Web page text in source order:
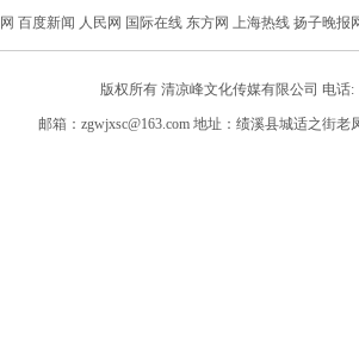
百度新闻 人民网 国际在线 东方网 上海热线 扬子晚报
版权所有 清凉峰文化传媒有限公司 电话:
邮箱：zgwjxsc@163.com 地址：绩溪县城适之街